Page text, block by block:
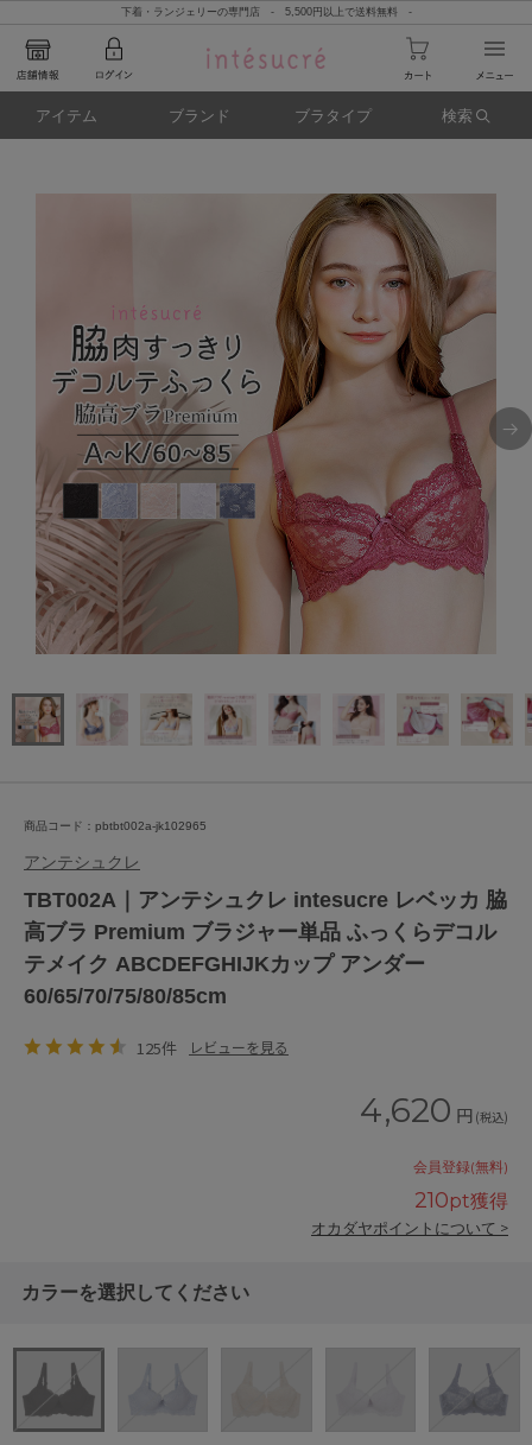
下着・ランジェリーの専門店 - 5,500円以上で送料無料 -
アイテム ブランド ブラタイプ 検索
商品コード：pbtbt002a-jk102965
アンテシュクレ
TBT002A｜アンテシュクレ intesucre レベッカ 脇
高ブラ Premium ブラジャー単品 ふっくらデコル
テメイク ABCDEFGHIJKカップ アンダー
60/65/70/75/80/85cm
125件 レビューを見る
4,620 円 (税込)
会員登録(無料)
210pt獲得
オカダヤポイントについて >
カラーを選択してください